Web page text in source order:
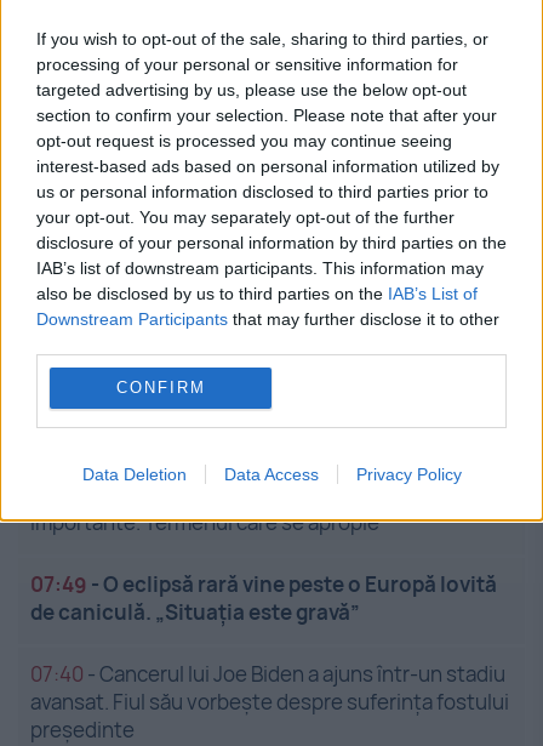
If you wish to opt-out of the sale, sharing to third parties, or
processing of your personal or sensitive information for
targeted advertising by us, please use the below opt-out
section to confirm your selection. Please note that after your
opt-out request is processed you may continue seeing
interest-based ads based on personal information utilized by
us or personal information disclosed to third parties prior to
your opt-out. You may separately opt-out of the further
disclosure of your personal information by third parties on the
IAB’s list of downstream participants. This information may
also be disclosed by us to third parties on the IAB’s List of
Downstream Participants that may further disclose it to other
CONFIRM
Data Deletion Data Access Privacy Policy
Stiri calde
08:31-Capcanele ascunse de pe traseele de
munte. Pericolul pe care turiștii nu-l văd
08:22-Sute de oameni, arestați după incendiile din
08:12-Cine conduce, de fapt, AUR: „Un personaj
nociv și periculos”
importante. Termenul care se apropie
07:49 -O eclipsă rară vine peste o Europă lovită
de caniculă. „Situația este gravă”
07:40 -Cancerul lui Joe Biden a ajuns într-un stadiu
avansat. Fiul său vorbește despre suferința fostului
președinte